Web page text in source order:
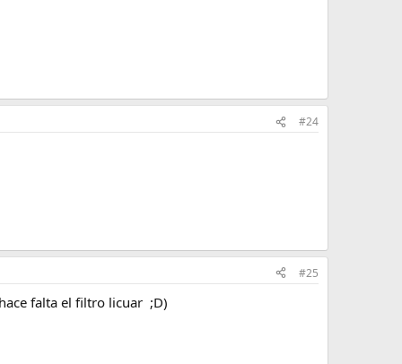
#24
#25
falta el filtro licuar ;D)